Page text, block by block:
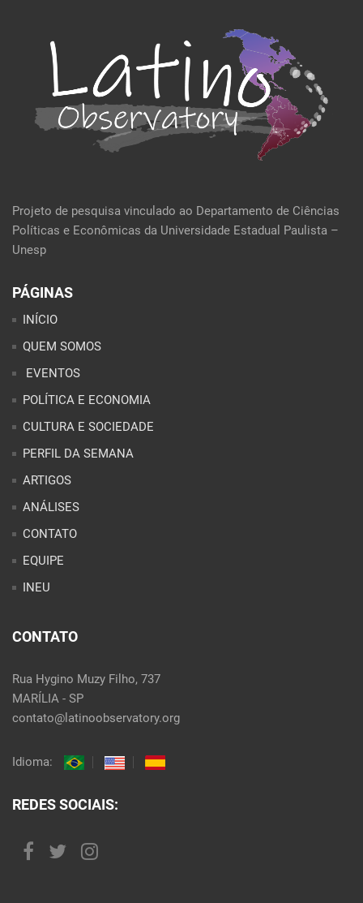
Projeto de pesquisa vinculado ao Departamento de Ciências
Políticas e Econômicas da Universidade Estadual Paulista –
Unesp
PÁGINAS
INÍCIO
QUEM SOMOS
EVENTOS
POLÍTICA E ECONOMIA
CULTURA E SOCIEDADE
PERFIL DA SEMANA
ARTIGOS
ANÁLISES
CONTATO
EQUIPE
INEU
CONTATO
Rua Hygino Muzy Filho, 737
MARÍLIA - SP
contato@latinoobservatory.org
Idioma:
REDES SOCIAIS: